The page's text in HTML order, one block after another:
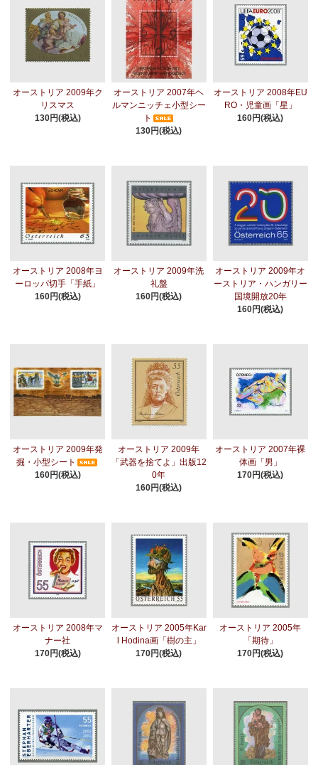
オーストリア 2009年ク
リスマス
130円(税込)
オーストリア 2007年ヘ
ルマンニッチェ小型シー
ト
130円(税込)
オーストリア 2008年EU
RO・児童画「星」
160円(税込)
オーストリア 2008年ヨ
ーロッパ切手「手紙」
160円(税込)
オーストリア 2009年洗
礼盤
160円(税込)
オーストリア 2009年オ
ーストリア・ハンガリー
国境開放20年
160円(税込)
オーストリア 2009年発
掘・小型シート
160円(税込)
オーストリア 2009年
「武器を捨てよ」出版12
0年
160円(税込)
オーストリア 2007年裸
体画「男」
170円(税込)
オーストリア 2008年マ
ナー社
170円(税込)
オーストリア 2005年Kar
l Hodina画「樹の主」
170円(税込)
オーストリア 2005年
「期待」
170円(税込)